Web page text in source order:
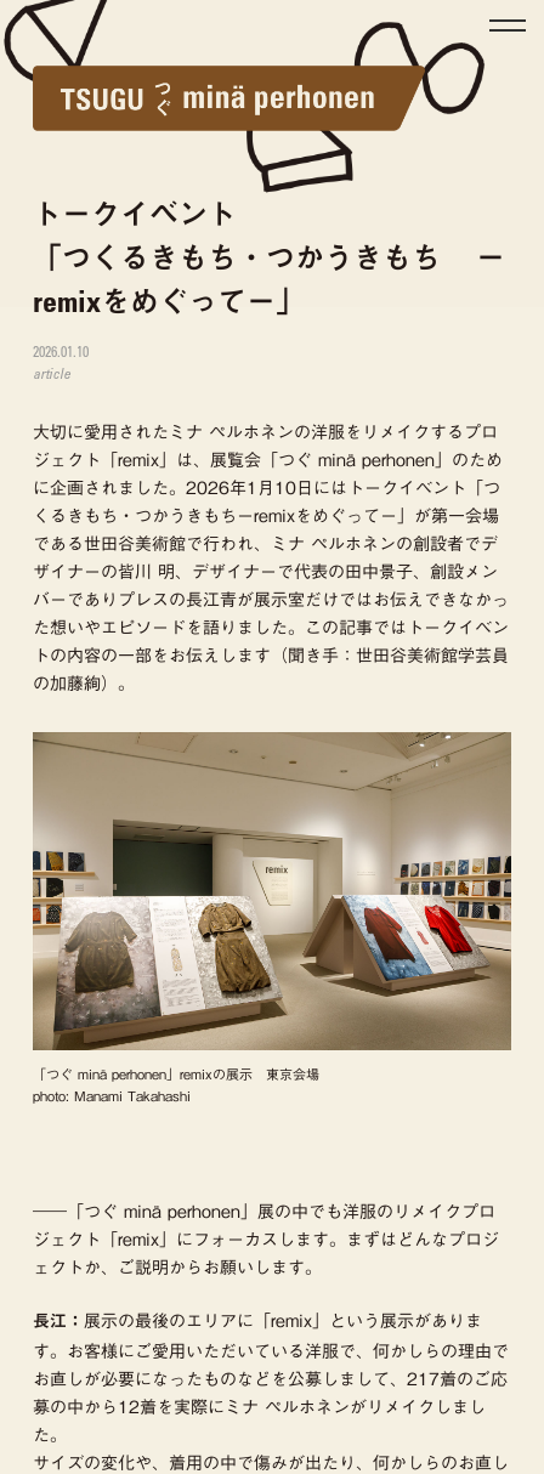
トークイベント
「つくるきもち・つかうきもち
ー
remixをめぐってー」
2026.01.10
article
大切に愛用されたミナ ペルホネンの洋服をリメイクするプロ
ジェクト「remix」は、展覧会「つぐ minä perhonen」のため
に企画されました。2026年1月10日にはトークイベント「つ
くるきもち・つかうきもちーremixをめぐってー」が第一会場
である世田谷美術館で行われ、ミナ ペルホネンの創設者でデ
ザイナーの皆川 明、デザイナーで代表の田中景子、創設メン
バーでありプレスの長江青が展示室だけではお伝えできなかっ
た想いやエピソードを語りました。この記事ではトークイベン
トの内容の一部をお伝えします（聞き手：世田谷美術館学芸員
の加藤絢）。
「つぐ minä perhonen」remixの展示 東京会場
photo: Manami Takahashi
――「つぐ minä perhonen」展の中でも洋服のリメイクプロ
ジェクト「remix」にフォーカスします。まずはどんなプロジ
ェクトか、ご説明からお願いします。
長江： 展示の最後のエリアに「remix」という展示がありま
す。お客様にご愛用いただいている洋服で、何かしらの理由で
お直しが必要になったものなどを公募しまして、217着のご応
募の中から12着を実際にミナ ペルホネンがリメイクしまし
た。
サイズの変化や、着用の中で傷みが出たり、何かしらのお直し